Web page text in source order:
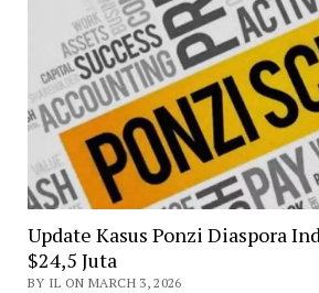
Update Kasus Ponzi Diaspora
$24,5 Juta
BY IL ON MARCH 3, 2026